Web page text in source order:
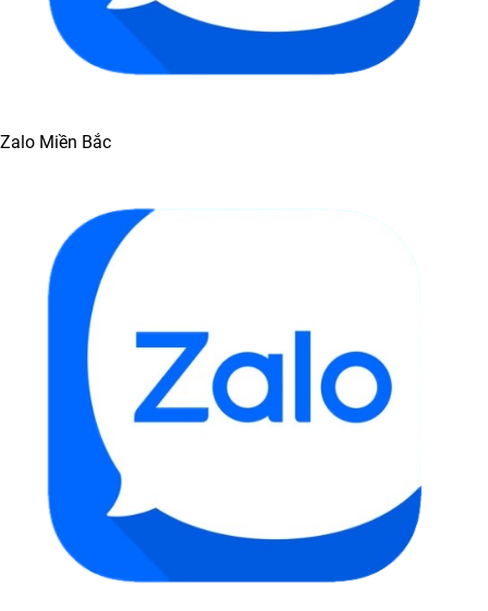
Zalo Miền Bắc